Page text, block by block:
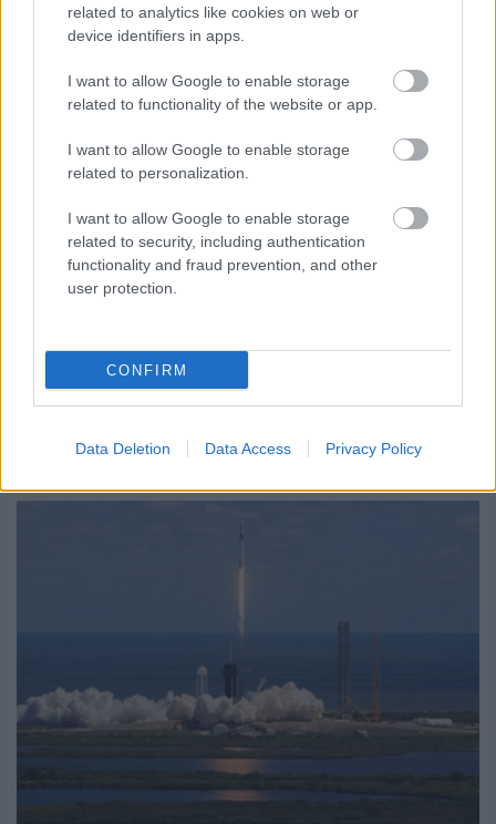
related to analytics like cookies on web or
device identifiers in apps.
I want to allow Google to enable storage
related to functionality of the website or app.
I want to allow Google to enable storage
related to personalization.
I want to allow Google to enable storage
related to security, including authentication
functionality and fraud prevention, and other
user protection.
CONFIRM
Data Deletion Data Access Privacy Policy
Különleges ötvözetet fejlesztett a
NASA 3D nyomtatásra
•2023. április 27.
A NASA és az Ohiói Állami Egyetem kutatói új
szuperötvözetet fejlesztettek. A GRX-810 nevű anyag
nagyon magas hőmérsékleten történő nyomtatásnál
is működőképes, a közeljövőben erősebb és
tartósabb repülőgép- és úrhajó-alkatrészekkel
kecsegtet. „A GRX-810 drasztikus mértékben növeli a